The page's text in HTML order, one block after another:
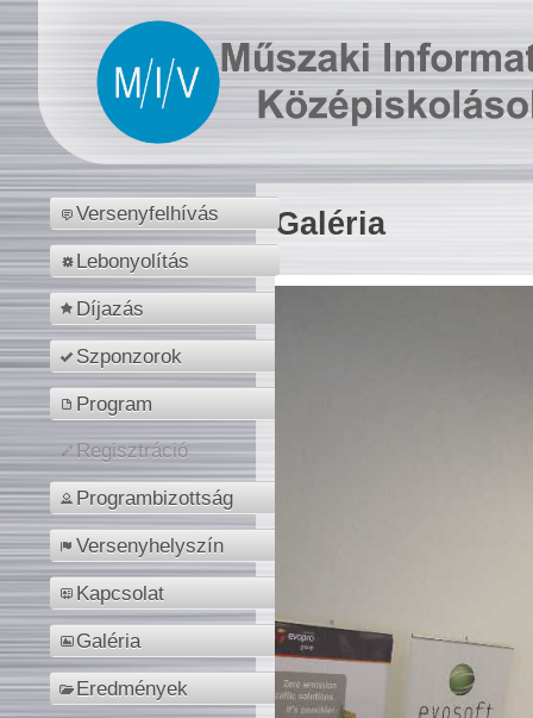
Versenyfelhívás
Lebonyolítás
Díjazás
Szponzorok
Program
Regisztráció
Programbizottság
Versenyhelyszín
Kapcsolat
Galéria
Eredmények
Galéria